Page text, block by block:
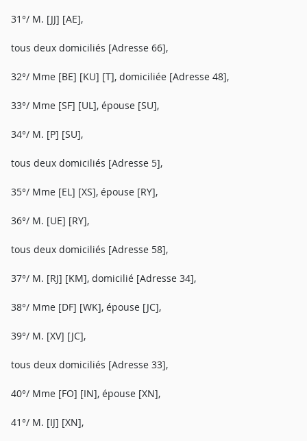
31°/ M. [JJ] [AE],
tous deux domiciliés [Adresse 66],
32°/ Mme [BE] [KU] [T], domiciliée [Adresse 48],
33°/ Mme [SF] [UL], épouse [SU],
34°/ M. [P] [SU],
tous deux domiciliés [Adresse 5],
35°/ Mme [EL] [XS], épouse [RY],
36°/ M. [UE] [RY],
tous deux domiciliés [Adresse 58],
37°/ M. [RJ] [KM], domicilié [Adresse 34],
38°/ Mme [DF] [WK], épouse [JC],
39°/ M. [XV] [JC],
tous deux domiciliés [Adresse 33],
40°/ Mme [FO] [IN], épouse [XN],
41°/ M. [IJ] [XN],